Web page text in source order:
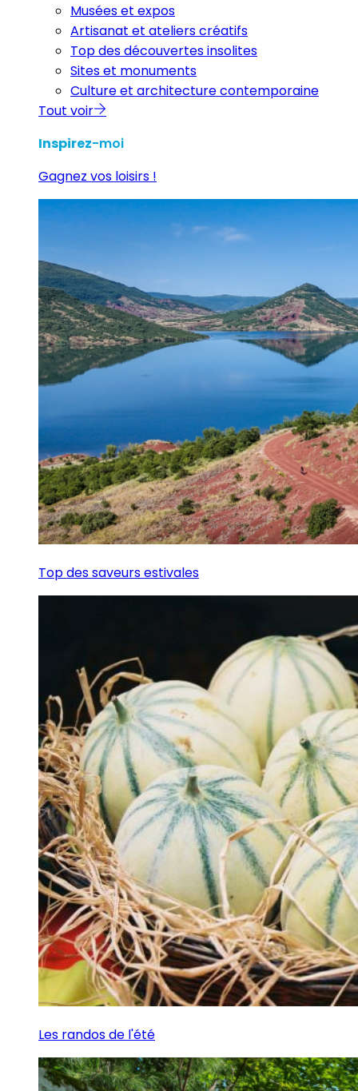
Musées et expos
Artisanat et ateliers créatifs
Top des découvertes insolites
Sites et monuments
Culture et architecture contemporaine
Tout voir
Inspirez-moi
Gagnez vos loisirs !
Top des saveurs estivales
Les randos de l'été